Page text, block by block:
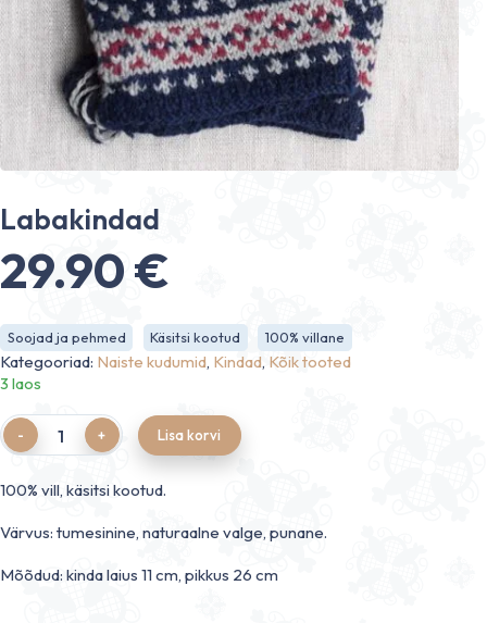
Labakindad
29.90€
Soojad ja pehmed Käsitsi kootud 100% villane
Kategooriad: Naiste kudumid, Kindad, Kõik tooted
3 laos
Quantity Lisa korvi
100% vill, käsitsi kootud.
Värvus: tumesinine, naturaalne valge, punane.
Mõõdud: kinda laius 11 cm, pikkus 26 cm